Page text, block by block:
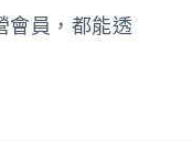
會員，都能透